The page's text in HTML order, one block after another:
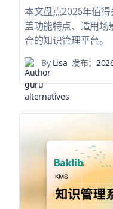
本文盘点2026年值
盖功能特点、适用场
合的知识管理平台。
ByLisa 发布：